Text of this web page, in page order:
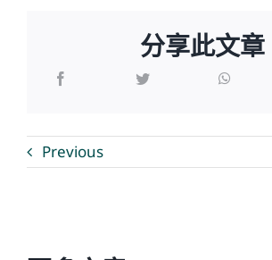
分享此文章
Previous